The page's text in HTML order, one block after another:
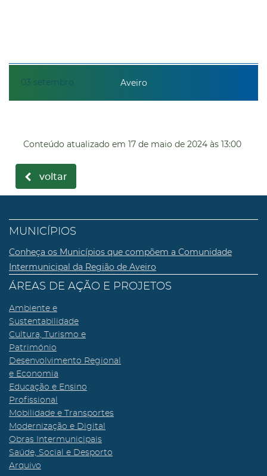
03 setembro Aveiro
Conteúdo atualizado em 17 de maio de 2024 às 13:00
voltar
MUNICÍPIOS
Conheça os Municípios que compõem a Comunidade
Intermunicipal da Região de Aveiro
ÁREAS DE AÇÃO E PROJETOS
Ambiente e
Sustentabilidade
Cultura, Turismo e
Património
Desenvolvimento Regional
e Economia
Educação e Ensino
Profissional
Mobilidade e Transportes
Modernização e Digital
Obras Intermunicipais
Saúde, Social e Desporto
Arquivo